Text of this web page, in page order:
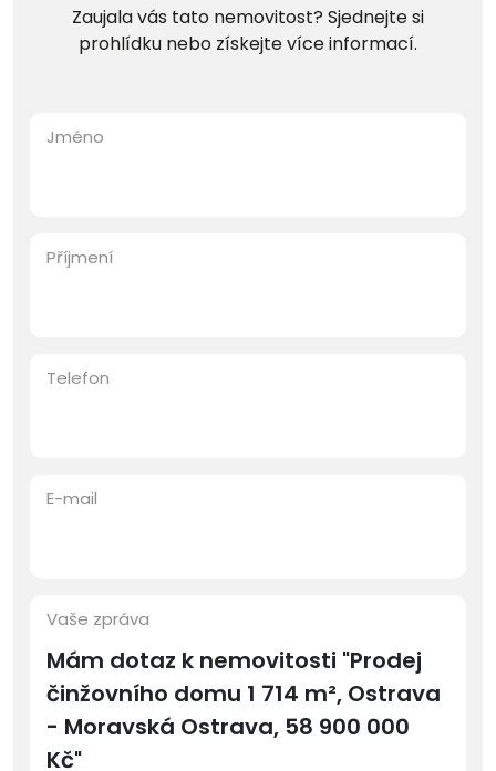
Zaujala vás tato nemovitost? Sjednejte si
prohlídku nebo získejte více informací.
Jméno
Příjmení
Telefon
E-mail
Vaše zpráva